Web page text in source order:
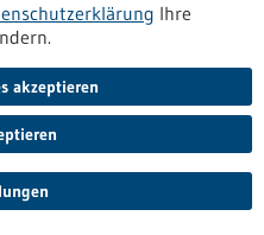
Württemberg
Sozialwirtschaft
center-sozialwirtschaft
Ihre
akzeptieren